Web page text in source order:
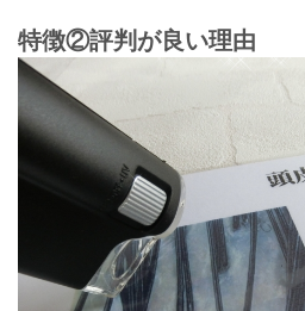
特徴②評判が良い理由